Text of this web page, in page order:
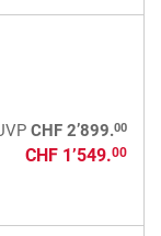
CHF 2’899.00
CHF 1’549.00